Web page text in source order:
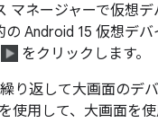
マネージャーで仮想
の Android 15 仮想デ
をクリックします。
り返して大画面のデ
使用して、大画面を